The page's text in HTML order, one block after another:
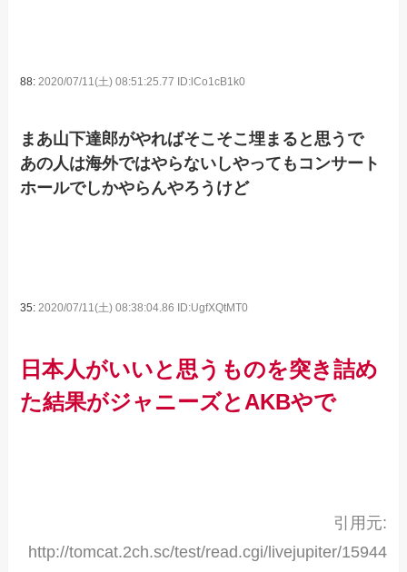
88:2020/07/11(土) 08:51:25.77 ID:lCo1cB1k0
まあ山下達郎がやればそこそこ埋まると思うで
あの人は海外ではやらないしやってもコンサート
ホールでしかやらんやろうけど
35: 2020/07/11(土) 08:38:04.86 ID:UgfXQtMT0
日本人がいいと思うものを突き詰め
た結果がジャニーズとAKBやで
引用元:
http://tomcat.2ch.sc/test/read.cgi/livejupiter/15944